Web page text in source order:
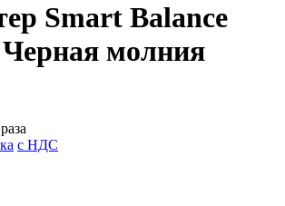
Smart Balance
молния
c НДС